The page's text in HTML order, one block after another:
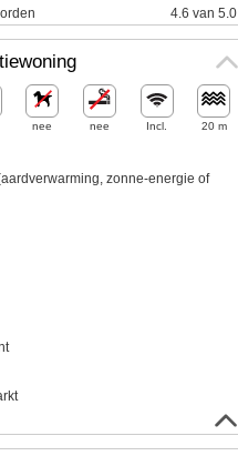
4.6 van 5.0
nee nee Incl. 20 m
zonne-energie of